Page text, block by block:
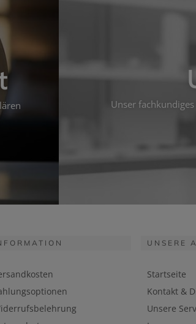
Unser
UNSERE
Startseite
Kontakt &
Unsere